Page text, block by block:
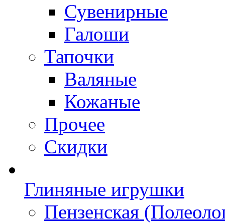
Сувенирные
Галоши
Тапочки
Валяные
Кожаные
Прочее
Скидки
Глиняные игрушки
Пензенская